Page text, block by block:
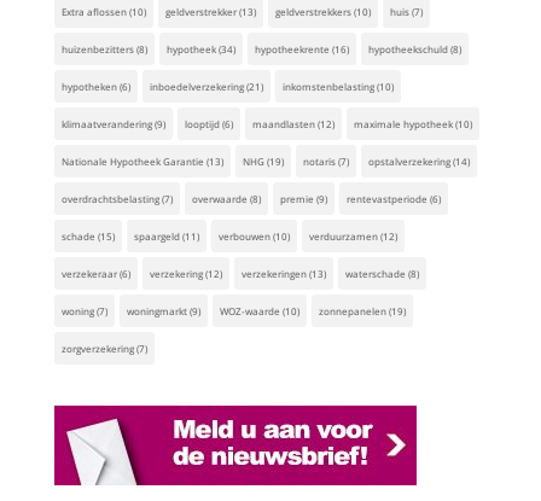
Extra aflossen(10) geldverstrekker(13) geldverstrekkers(10) huis(7)
huizenbezitters(8) hypotheek(34) hypotheekrente (16) hypotheekschuld(8)
hypotheken(6) inboedelverzekering(21) inkomstenbelasting(10)
klimaatverandering(9) looptijd(6) maandlasten(12) maximale hypotheek(10)
Nationale Hypotheek Garantie (13) NHG(19) notaris(7) opstalverzekering(14)
overdrachtsbelasting(7) overwaarde (8) premie (9) rentevastperiode (6)
schade (15) spaargeld(11) verbouwen(10) verduurzamen(12)
verzekeraar(6) verzekering(12) verzekeringen(13) waterschade (8)
woning(7) woningmarkt(9) WOZ-waarde (10) zonnepanelen(19)
zorgverzekering(7)